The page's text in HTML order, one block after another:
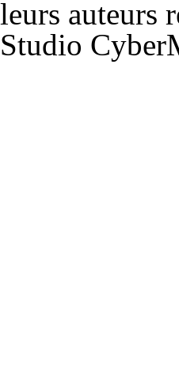
leurs auteurs
Studio